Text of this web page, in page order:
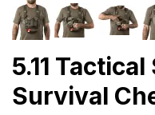
5.11
Survival